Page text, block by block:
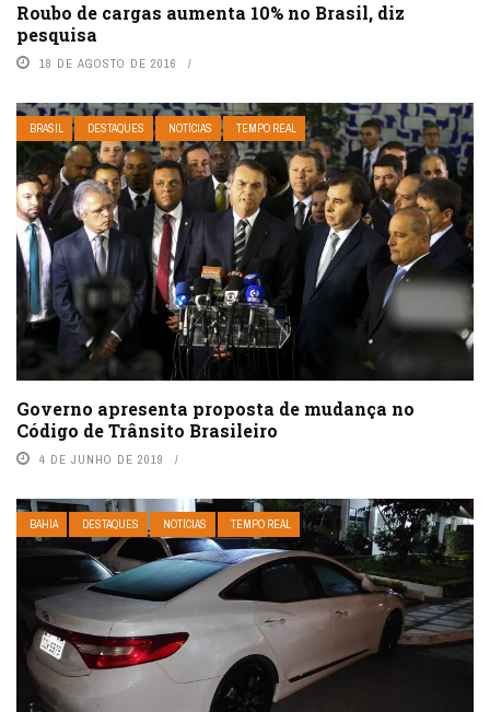
Roubo de cargas aumenta 10% no Brasil, diz
pesquisa
18 DE AGOSTO DE 2016
BRASIL DESTAQUES NOTÍCIAS TEMPO REAL
Governo apresenta proposta de mudança no
Código de Trânsito Brasileiro
4 DE JUNHO DE 2019
BAHIA DESTAQUES NOTÍCIAS TEMPO REAL